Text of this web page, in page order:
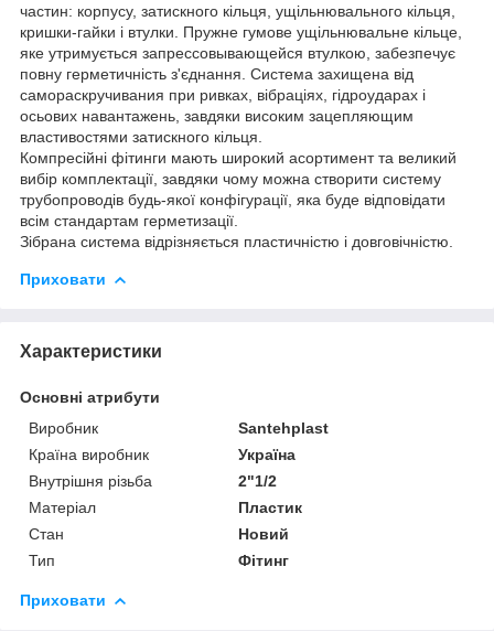
частин: корпусу, затискного кільця, ущільнювального кільця,
кришки-гайки і втулки. Пружне гумове ущільнювальне кільце,
яке утримується запрессовывающейся втулкою, забезпечує
повну герметичність з'єднання. Система захищена від
самораскручивания при ривках, вібраціях, гідроударах і
осьових навантажень, завдяки високим зацепляющим
властивостями затискного кільця.
Компресійні фітинги мають широкий асортимент та великий
вибір комплектації, завдяки чому можна створити систему
трубопроводів будь-якої конфігурації, яка буде відповідати
всім стандартам герметизації.
Зібрана система відрізняється пластичністю і довговічністю.
Приховати
Характеристики
Основні атрибути
Виробник
Santehplast
Країна виробник
Україна
Внутрішня різьба
2"1/2
Матеріал
Пластик
Стан
Новий
Тип
Фітинг
Приховати